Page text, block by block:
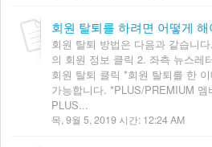
회원 탈퇴를 하려면 어떻게
회원 탈퇴 방법은 다음과 같습니
의 회원 정보 클릭 2. 좌측 뉴스레
회원 탈퇴 클릭 *회원 탈퇴를 한
가능합니다. *PLUS/PREMIUM
PLUS...
목, 9월 5, 2019 시간: 12:24 AM